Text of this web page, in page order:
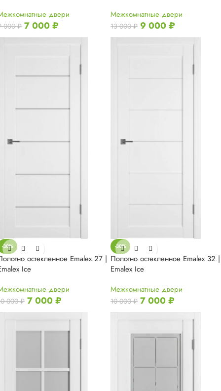
двери
000₽ 7 000₽
Межкомнатные двери
13 000₽ 9 000₽
-30%
остекленное Emalex 27 |
Ice
двери
000₽ 7 000₽
-30%
Полотно остекленное Emalex 32 |
Emalex Ice
Межкомнатные двери
10 000₽ 7 000₽